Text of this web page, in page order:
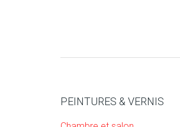
PEINTURES & VERNIS